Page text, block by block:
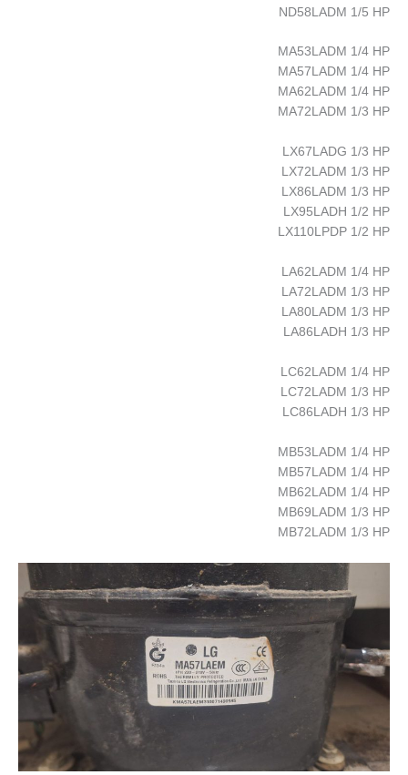
ND58LADM 1/5 HP
MA53LADM 1/4 HP
MA57LADM 1/4 HP
MA62LADM 1/4 HP
MA72LADM 1/3 HP
LX67LADG 1/3 HP
LX72LADM 1/3 HP
LX86LADM 1/3 HP
LX95LADH 1/2 HP
LX110LPDP 1/2 HP
LA62LADM 1/4 HP
LA72LADM 1/3 HP
LA80LADM 1/3 HP
LA86LADH 1/3 HP
LC62LADM 1/4 HP
LC72LADM 1/3 HP
LC86LADH 1/3 HP
MB53LADM 1/4 HP
MB57LADM 1/4 HP
MB62LADM 1/4 HP
MB69LADM 1/3 HP
MB72LADM 1/3 HP